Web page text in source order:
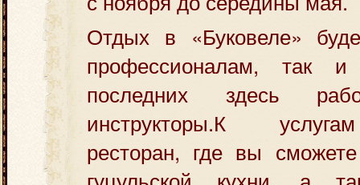
Отдых в «Буковеле»
профессионалам, так
последних здесь
инструкторы.К
ресторан, где вы